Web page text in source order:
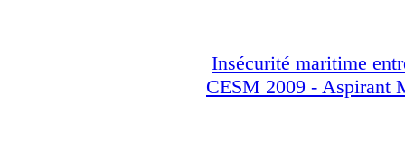
Insécurité maritime
CESM 2009 - Aspirant